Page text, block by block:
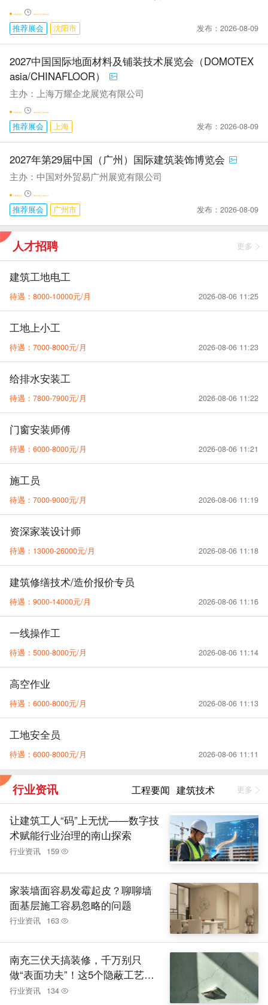
火热报名中 2027-04-24 至 2027-04-26
推荐展会 沈阳市 发布：2026-08-09
2027中国国际地面材料及铺装技术展览会（DOMOTEX
asia/CHINAFLOOR）
主办：上海万耀企龙展览有限公司
火热报名中 2027-05-26 至 2027-05-28
推荐展会 上海 发布：2026-08-09
2027年第29届中国（广州）国际建筑装饰博览会
主办：中国对外贸易广州展览有限公司
火热报名中 2027-07-08 至 2027-07-11
推荐展会 广州市 发布：2026-08-09
人才招聘 更多
建筑工地电工
待遇：8000-10000元/月 2026-08-06 11:25
工地上小工
待遇：7000-8000元/月 2026-08-06 11:23
给排水安装工
待遇：7800-7900元/月 2026-08-06 11:22
门窗安装师傅
待遇：6000-8000元/月 2026-08-06 11:21
施工员
待遇：7000-9000元/月 2026-08-06 11:19
资深家装设计师
待遇：13000-26000元/月 2026-08-06 11:18
建筑修缮技术/造价报价专员
待遇：9000-14000元/月 2026-08-06 11:16
一线操作工
待遇：5000-8000元/月 2026-08-06 11:14
高空作业
待遇：6000-8000元/月 2026-08-06 11:13
工地安全员
待遇：6000-8000元/月 2026-08-06 11:11
行业资讯 工程要闻 建筑技术 更多
让建筑工人“码”上无忧——数字技
术赋能行业治理的南山探索
行业资讯 159
家装墙面容易发霉起皮？聊聊墙
面基层施工容易忽略的问题
行业资讯 163
南充三伏天搞装修，千万别只
做“表面功夫”！这5个隐蔽工艺，
比新房装修还烧钱
行业资讯 134